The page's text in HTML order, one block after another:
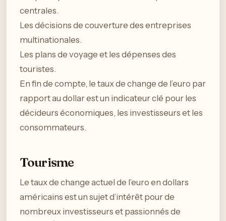
centrales.
Les décisions de couverture des entreprises
multinationales.
Les plans de voyage et les dépenses des
touristes.
En fin de compte, le taux de change de l’euro par
rapport au dollar est un indicateur clé pour les
décideurs économiques, les investisseurs et les
consommateurs.
Tourisme
Le taux de change actuel de l’euro en dollars
américains est un sujet d’intérêt pour de
nombreux investisseurs et passionnés de